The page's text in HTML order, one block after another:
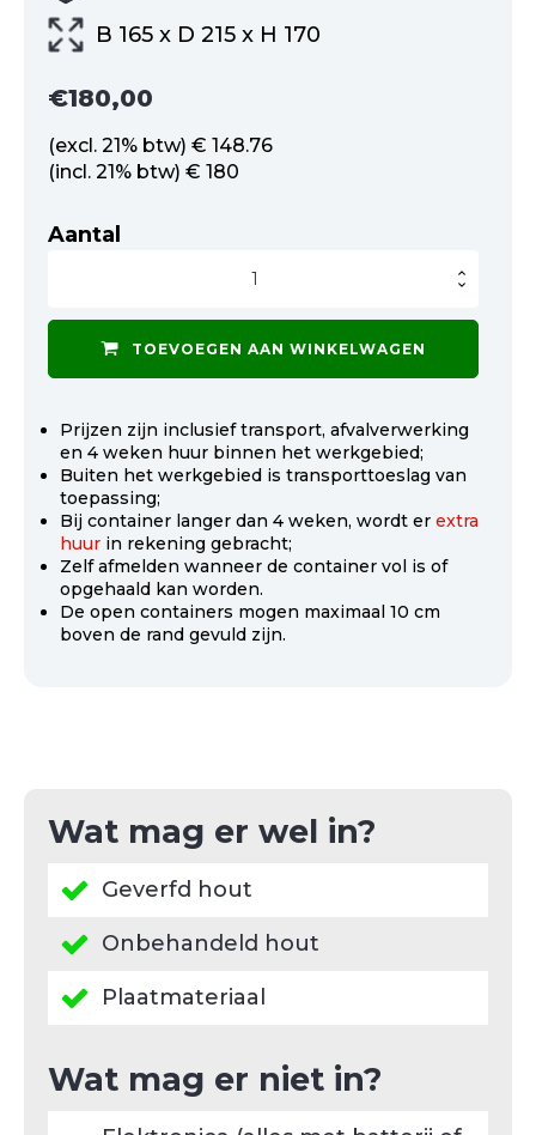
B 165 x D 215 x H 170
€180,00
(excl. 21% btw) € 148.76
(incl. 21% btw) € 180
Aantal
gesloten
TOEVOEGEN AAN WINKELWAGEN
Prijzen zijn inclusief transport, afvalverwerking
en 4 weken huur binnen het werkgebied;
Buiten het werkgebied is transporttoeslag van
toepassing;
Bij container langer dan 4 weken, wordt er extra
huur in rekening gebracht;
Zelf afmelden wanneer de container vol is of
opgehaald kan worden.
De open containers mogen maximaal 10 cm
boven de rand gevuld zijn.
Wat mag er wel in?
Geverfd hout
Onbehandeld hout
Plaatmateriaal
Wat mag er niet in?